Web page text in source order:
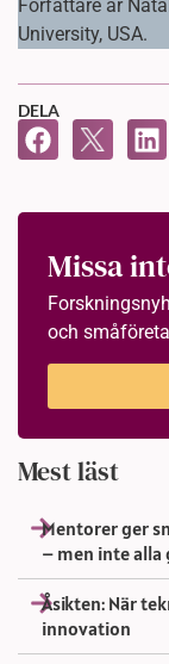
Författare är
University, USA.
DELA
Missa
och
Mest läst
Mentorer ger
– men inte alla
Åsikten: När
innovation